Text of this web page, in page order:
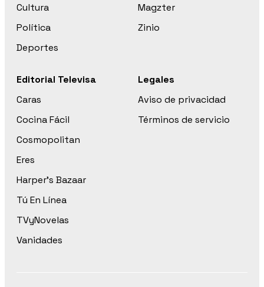
Cultura
Política
Deportes
Magzter
Zinio
Editorial Televisa
Caras
Cocina Fácil
Cosmopolitan
Eres
Harper’s Bazaar
Tú En Línea
TVyNovelas
Vanidades
Legales
Aviso de privacidad
Términos de servicio